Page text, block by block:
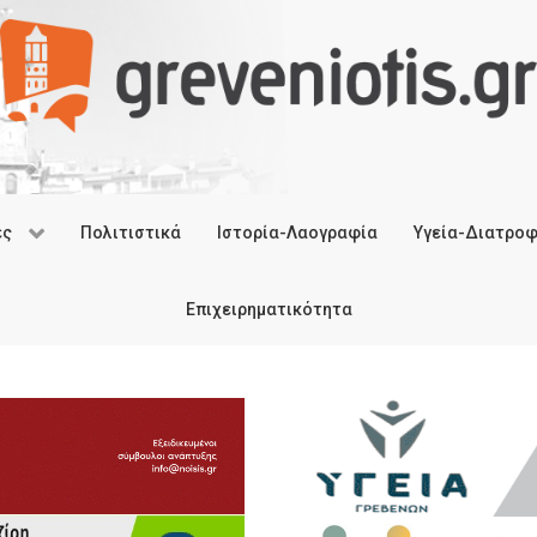
Πολιτιστικά Ιστορία-Λαογραφία Υγεία-
Επιχειρηματικότητα